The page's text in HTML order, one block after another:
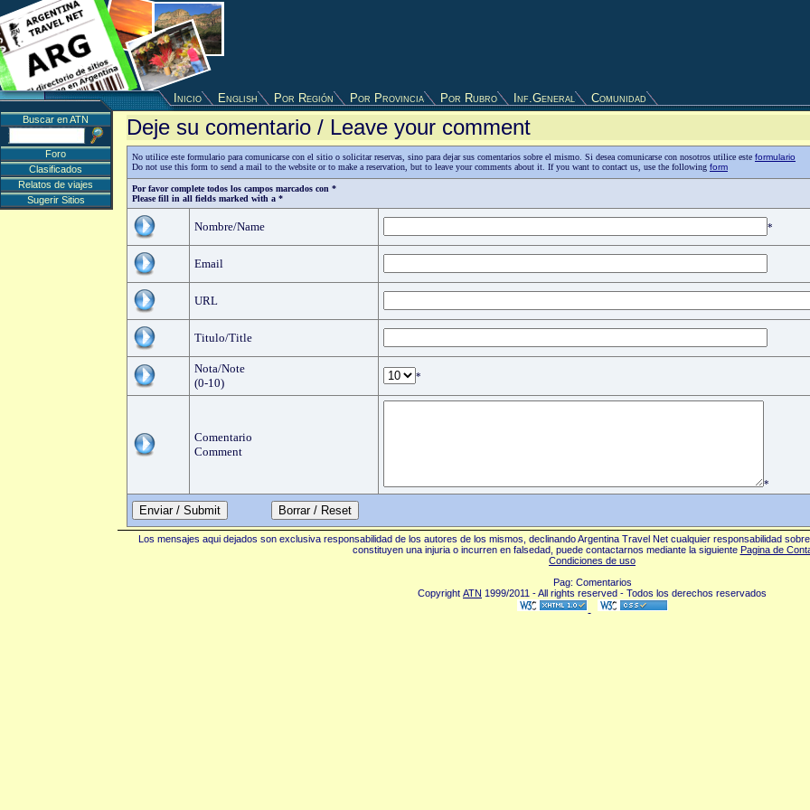
Inicio English Por Región Por Provincia Por Rubro Inf.General Comunidad
Deje su comentario / Leave your comment
No utilice este formulario para comunicarse con el sitio o solicitar reservas, sino para dejar sus comentarios sobre el mismo. Si desea comunicarse con nosotros utilice este formulario
Do not use this form to send a mail to the website or to make a reservation, but to leave your comments about it. If you want to contact us, use the following form
Por favor complete todos los campos marcados con *
Please fill in all fields marked with a *
Nombre/Name *
Email
URL
Titulo/Title
Nota/Note
(0-10)
*
Comentario
Comment
*
Enviar / Submit
Buscar en ATN
Foro
Clasificados
Relatos de viajes
Sugerir Sitios
Los mensajes aqui dejados son exclusiva responsabilidad de los autores de los mismos, declinando Argentina Travel Net cualquier responsabilidad
constituyen una injuria o incurren en falsedad, puede contactarnos mediante la siguiente Pagina de
Condiciones de uso
Pag: Comentarios
Copyright ATN 1999/2011 - All rights reserved - Todos los derechos reservados